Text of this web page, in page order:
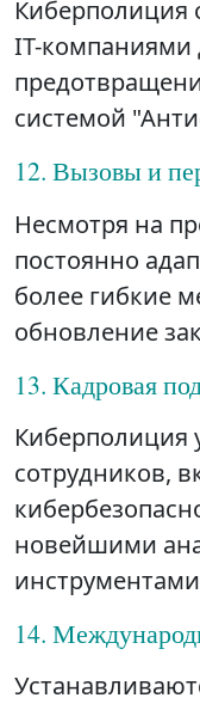
Киберполиция
IT-
системой
12. Вызовы и
Несмотря на
постоянно
более гибкие
обновление
13. Кадровая
Киберполиция
сотрудников,
новейшими
14.